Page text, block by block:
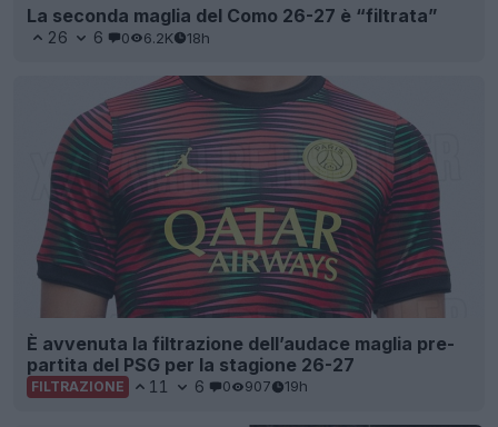
La seconda maglia del Como 26-27 è “filtrata”
26 6 0 6.2K 18h
È avvenuta la filtrazione dell’audace maglia pre-
partita del PSG per la stagione 26-27
FILTRAZIONE 11 6 0 907 19h